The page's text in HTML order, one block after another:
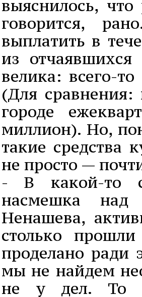
выяснилось, что
говорится,
выплатить в
из
велика: всего-
(Для сравнения:
городе
миллион). Но,
такие средства
не просто —
- В какой-то
насмешка
Ненашева,
столько
проделано ради
мы не найдем
не у дел. То